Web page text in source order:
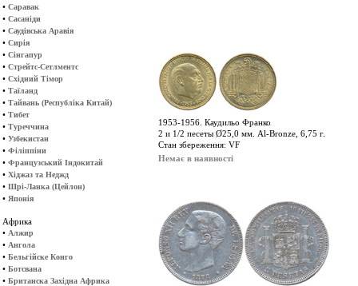
• Саравак
• Сасаніди
• Саудівська Аравія
• Сирія
• Сінгапур
• Стрейтс-Сетлментс
• Східний Тімор
• Таїланд
• Тайвань (Республіка Китай)
• Тибет
• Туреччина
• Узбекистан
• Філіппіни
• Французський Індокитай
• Хіджаз та Неджд
• Шрі-Ланка (Цейлон)
• Японія
Африка
• Алжир
• Ангола
• Бельгійске Конго
• Ботсвана
• Британска Західна Африка
1953-1956. Каудильо Франко
2 и 1/2 песеты Ø25,0 мм. Al-Bronze, 6,75 г.
Стан збереження: VF
Немає в наявності